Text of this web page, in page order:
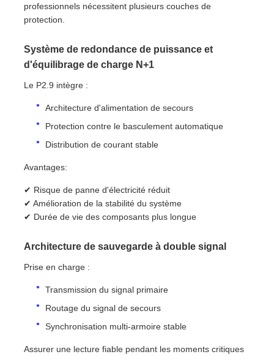
professionnels nécessitent plusieurs couches de
protection.
Système de redondance de puissance et
d'équilibrage de charge N+1
Le P2.9 intègre :
Architecture d'alimentation de secours
Protection contre le basculement automatique
Distribution de courant stable
Avantages:
✔ Risque de panne d'électricité réduit
✔ Amélioration de la stabilité du système
✔ Durée de vie des composants plus longue
Architecture de sauvegarde à double signal
Prise en charge :
Transmission du signal primaire
Routage du signal de secours
Synchronisation multi-armoire stable
Assurer une lecture fiable pendant les moments critiques